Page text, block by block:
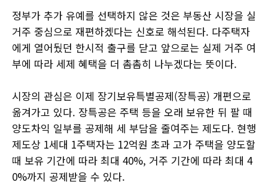
정부가 추가 유예를 선택하지 않은 것은 부동산 시장을 실
거주 중심으로 재편하겠다는 신호로 해석된다. 다주택자
에게 열어뒀던 한시적 출구를 닫고 앞으로는 실제 거주 여
부에 따라 세제 혜택을 더 촘촘히 나누겠다는 뜻이다.
시장의 관심은 이제 장기보유특별공제(장특공) 개편으로
옮겨가고 있다. 장특공은 주택 등을 오래 보유한 뒤 팔 때
양도차익 일부를 공제해 세 부담을 줄여주는 제도다. 현행
제도상 1세대 1주택자는 12억원 초과 고가 주택을 양도할
때 보유 기간에 따라 최대 40%, 거주 기간에 따라 최대 4
0%까지 공제받을 수 있다.